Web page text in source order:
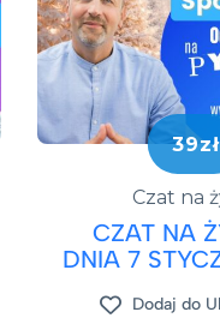
39zł
Czat na
CZAT NA
DNIA 7
Dodaj do